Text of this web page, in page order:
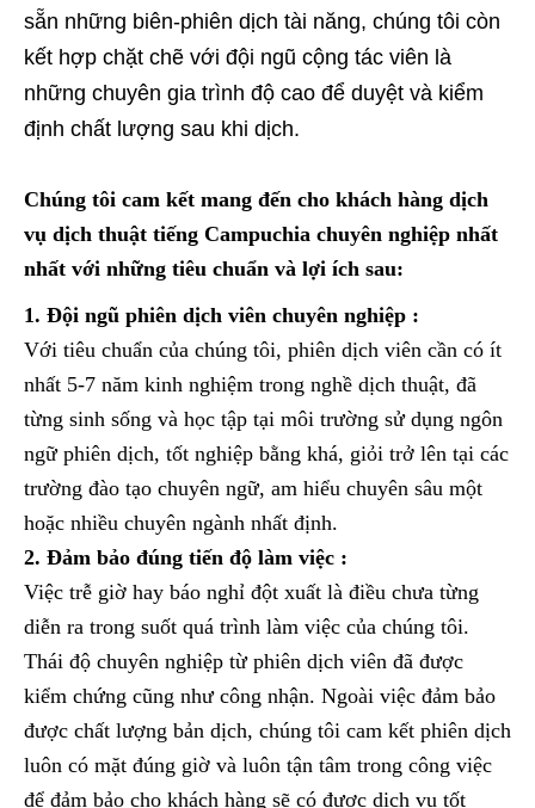
sẵn những biên-phiên dịch tài năng, chúng tôi còn
kết hợp chặt chẽ với đội ngũ cộng tác viên là
những chuyên gia trình độ cao để duyệt và kiểm
định chất lượng sau khi dịch.
Chúng tôi cam kết mang đến cho khách hàng dịch
vụ dịch thuật tiếng Campuchia chuyên nghiệp nhất
nhất với những tiêu chuẩn và lợi ích sau:
1. Đội ngũ phiên dịch viên chuyên nghiệp :
Với tiêu chuẩn của chúng tôi, phiên dịch viên cần có ít
nhất 5-7 năm kinh nghiệm trong nghề dịch thuật, đã
từng sinh sống và học tập tại môi trường sử dụng ngôn
ngữ phiên dịch, tốt nghiệp bằng khá, giỏi trở lên tại các
trường đào tạo chuyên ngữ, am hiểu chuyên sâu một
hoặc nhiều chuyên ngành nhất định.
2. Đảm bảo đúng tiến độ làm việc :
Việc trễ giờ hay báo nghỉ đột xuất là điều chưa từng
diễn ra trong suốt quá trình làm việc của chúng tôi.
Thái độ chuyên nghiệp từ phiên dịch viên đã được
kiểm chứng cũng như công nhận. Ngoài việc đảm bảo
được chất lượng bản dịch, chúng tôi cam kết phiên dịch
luôn có mặt đúng giờ và luôn tận tâm trong công việc
để đảm bảo cho khách hàng sẽ có được dịch vụ tốt